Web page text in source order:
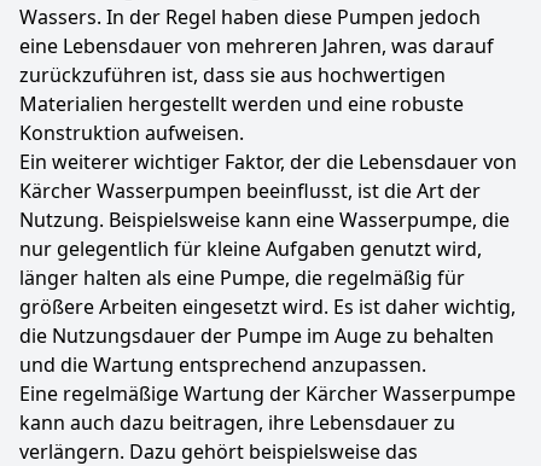
Wassers. In der Regel haben diese Pumpen jedoch
eine Lebensdauer von mehreren Jahren, was darauf
zurückzuführen ist, dass sie aus hochwertigen
Materialien hergestellt werden und eine robuste
Konstruktion aufweisen.
Ein weiterer wichtiger Faktor, der die Lebensdauer von
Kärcher Wasserpumpen beeinflusst, ist die Art der
Nutzung. Beispielsweise kann eine Wasserpumpe, die
nur gelegentlich für kleine Aufgaben genutzt wird,
länger halten als eine Pumpe, die regelmäßig für
größere Arbeiten eingesetzt wird. Es ist daher wichtig,
die Nutzungsdauer der Pumpe im Auge zu behalten
und die Wartung entsprechend anzupassen.
Eine regelmäßige Wartung der Kärcher Wasserpumpe
kann auch dazu beitragen, ihre Lebensdauer zu
verlängern. Dazu gehört beispielsweise das